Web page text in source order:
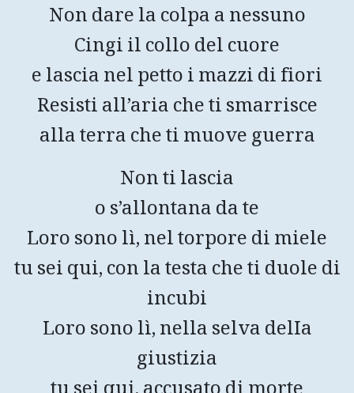
Non dare la colpa a nessuno
Cingi il collo del cuore
e lascia nel petto i mazzi di fiori
Resisti all’aria che ti smarrisce
alla terra che ti muove guerra
Non ti lascia
o s’allontana da te
Loro sono lì, nel torpore di miele
tu sei qui, con la testa che ti duole di
incubi
Loro sono lì, nella selva delIa
giustizia